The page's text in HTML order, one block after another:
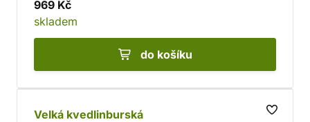
969 Kč
skladem
do košíku
Velká kvedlinburská